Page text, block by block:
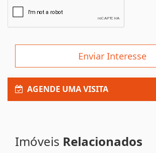
Enviar Interesse
AGENDE UMA VISITA
Imóveis Relacionados